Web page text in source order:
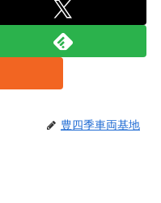
豊四季車両基地